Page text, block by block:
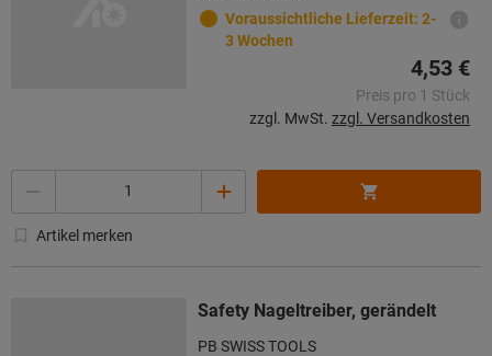
Voraussichtliche Lieferzeit: 2-
3 Wochen
4,53 €
Preis pro 1 Stück
zzgl. MwSt. zzgl. Versandkosten
Artikel merken
Safety Nageltreiber, gerändelt
PB SWISS TOOLS